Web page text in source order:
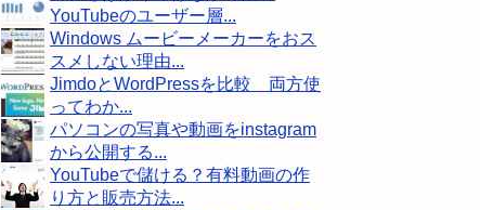
YouTubeのユーザー層...
Windows ムービーメーカーをおス
スメしない理由...
JimdoとWordPressを比較 両方使
ってわか...
パソコンの写真や動画をinstagram
から公開する...
YouTubeで儲ける？有料動画の作
り方と販売方法...